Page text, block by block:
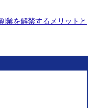
業を解禁するメリットと